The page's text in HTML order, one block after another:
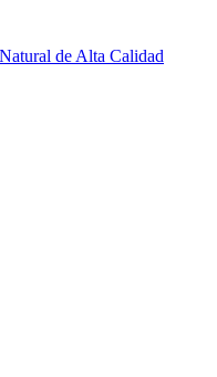
de Alta Calidad